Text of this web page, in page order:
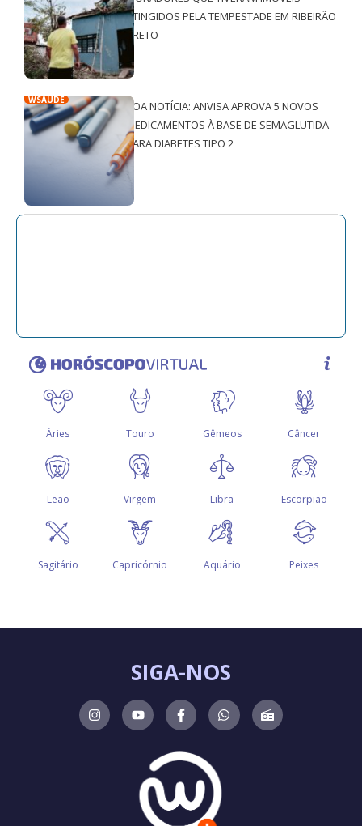
ATINGIDOS PELA TEMPESTADE EM RIBEIRÃO
PRETO
WSAÚDE
BOA NOTÍCIA: ANVISA APROVA 5 NOVOS
MEDICAMENTOS À BASE DE SEMAGLUTIDA
PARA DIABETES TIPO 2
SIGA-NOS